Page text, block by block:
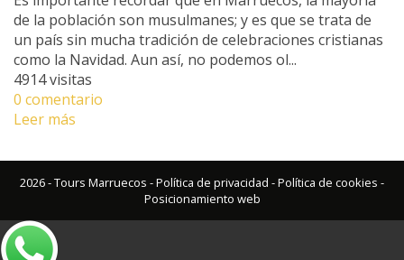
de la población son musulmanes; y es que se trata de
un país sin mucha tradición de celebraciones cristianas
como la Navidad. Aun así, no podemos ol...
4914 visitas
0 comentario
Leer más
2026 - Tours Marruecos -Política de privacidad -Política de cookies -
Posicionamiento web